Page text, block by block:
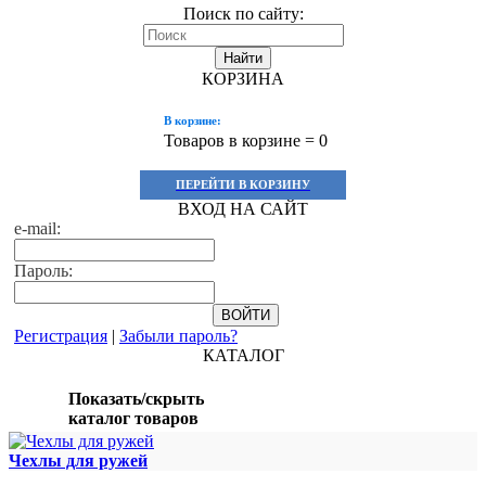
Поиск по сайту:
Найти
КОРЗИНА
В корзине:
Товаров в корзине = 0
ПЕРЕЙТИ В КОРЗИНУ
ВХОД НА САЙТ
e-mail:
Пароль:
Регистрация | Забыли пароль?
КАТАЛОГ
Показать/скрыть
каталог товаров
Чехлы для ружей